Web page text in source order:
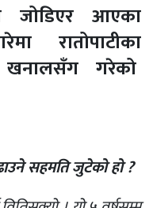
जोडिएर आएका
रातोपाटीका
खनालसँग गरेको
सहमति जुटेको हो ?